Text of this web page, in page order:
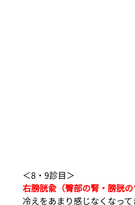
＜8・9診目＞
右膀胱兪（臀部の腎・膀胱
冷えをあまり感じなくなって